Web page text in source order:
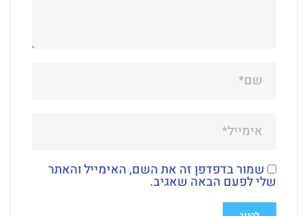
שמור בדפדפן זה את השם, האימייל והאתר
שלי לפעם הבאה שאגיב.